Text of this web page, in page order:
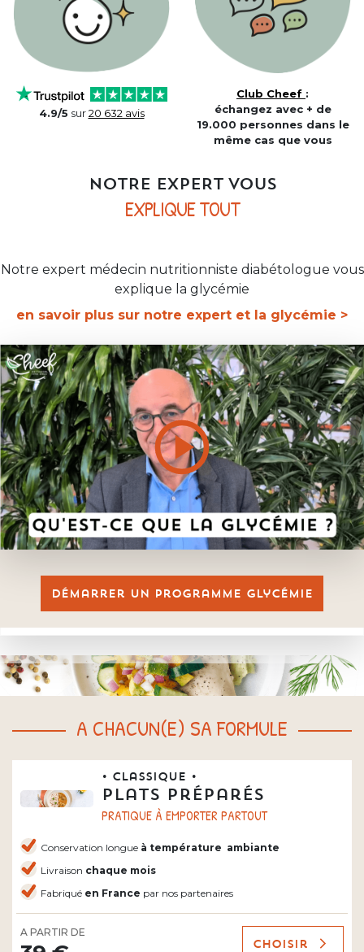
4.9/5 sur20 632 avis
Club Cheef :
échangez avec + de
19.000 personnes dans le
même cas que vous
NOTRE EXPERT VOUS
EXPLIQUE TOUT
Notre expert médecin nutritionniste diabétologue vous
explique la glycémie
en savoir plus sur notre expert et la glycémie >
Démarrer un programme glycémie
A CHACUN(E) SA FORMULE
• Classique •
Plats préparés
PRATIQUE À EMPORTER PARTOUT
Conservation longue à température ambiante
Livraison chaque mois
Fabriqué en France par nos partenaires
A PARTIR DE
Choisir